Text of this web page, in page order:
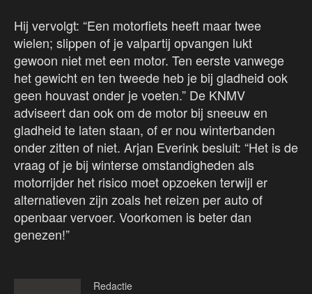
Hij vervolgt: “Een motorfiets heeft maar twee
wielen; slippen of je valpartij opvangen lukt
gewoon niet met een motor. Ten eerste vanwege
het gewicht en ten tweede heb je bij gladheid ook
geen houvast onder je voeten.” De KNMV
adviseert dan ook om de motor bij sneeuw en
gladheid te laten staan, of er nou winterbanden
onder zitten of niet. Arjan Everink besluit: “Het is de
vraag of je bij winterse omstandigheden als
motorrijder het risico moet opzoeken terwijl er
alternatieven zijn zoals het reizen per auto of
openbaar vervoer. Voorkomen is beter dan
genezen!”
Redactie